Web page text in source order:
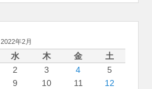
2022年2月
水 木 金
土
2 3 4
5
9 10 11
12